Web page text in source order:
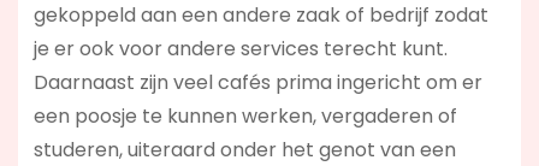
gekoppeld aan een andere zaak of bedrijf zodat
je er ook voor andere services terecht kunt.
Daarnaast zijn veel cafés prima ingericht om er
een poosje te kunnen werken, vergaderen of
studeren, uiteraard onder het genot van een